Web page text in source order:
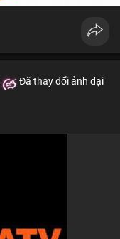
Đã thay đổi ảnh đại